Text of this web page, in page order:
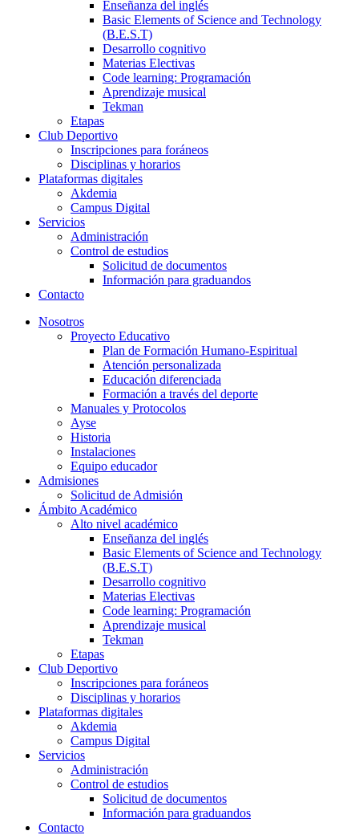
Enseñanza del inglés
Basic Elements of Science and Technology
(B.E.S.T)
Desarrollo cognitivo
Materias Electivas
Code learning: Programación
Aprendizaje musical
Tekman
Etapas
Club Deportivo
Inscripciones para foráneos
Disciplinas y horarios
Plataformas digitales
Akdemia
Campus Digital
Servicios
Administración
Control de estudios
Solicitud de documentos
Información para graduandos
Contacto
Nosotros
Proyecto Educativo
Plan de Formación Humano-Espiritual
Atención personalizada
Educación diferenciada
Formación a través del deporte
Manuales y Protocolos
Ayse
Historia
Instalaciones
Equipo educador
Admisiones
Solicitud de Admisión
Ámbito Académico
Alto nivel académico
Enseñanza del inglés
Basic Elements of Science and Technology
(B.E.S.T)
Desarrollo cognitivo
Materias Electivas
Code learning: Programación
Aprendizaje musical
Tekman
Etapas
Club Deportivo
Inscripciones para foráneos
Disciplinas y horarios
Plataformas digitales
Akdemia
Campus Digital
Servicios
Administración
Control de estudios
Solicitud de documentos
Información para graduandos
Contacto